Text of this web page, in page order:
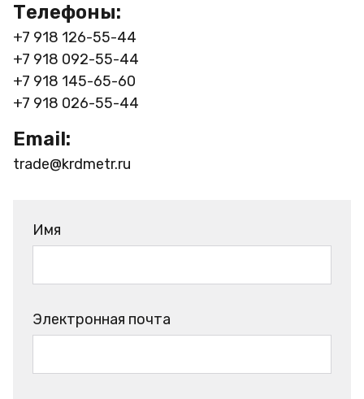
Телефоны:
+7 918 126-55-44
+7 918 092-55-44
+7 918 145-65-60
+7 918 026-55-44
Email:
trade@krdmetr.ru
Имя
Электронная почта